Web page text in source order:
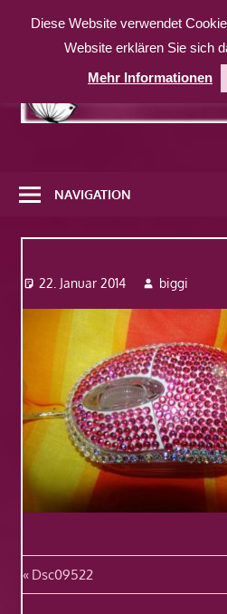
Inhalt
weitere
Website
NAVIGATION
22. Januar 2014 biggi
Vorheriger
Beitrag:
Dsc09522
Diese Website verwendet
Website erklären Sie sich
Mehr Informationen